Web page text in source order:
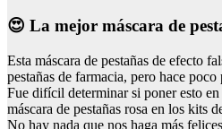
😍 La mejor máscara de
Esta máscara de pestañas de efecto
pestañas de farmacia, pero hace
Fue difícil determinar si poner esto
máscara de pestañas rosa en los kits
No hay nada que nos haga más